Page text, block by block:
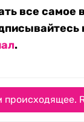
все самое
.
происходящее.